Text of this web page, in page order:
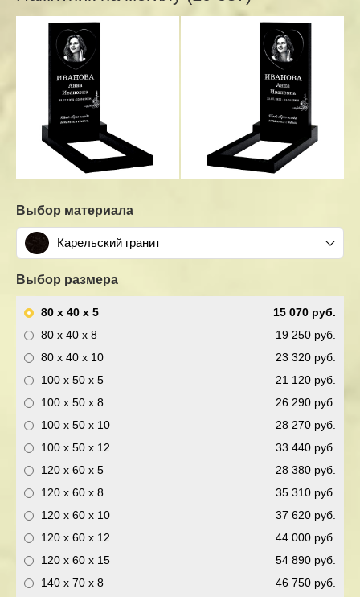
Выбор материала
Карельский гранит
Выбор размера
15 070 руб.
80 x 40 x 5
19 250 руб.
80 x 40 x 8
23 320 руб.
80 x 40 x 10
21 120 руб.
100 x 50 x 5
26 290 руб.
100 x 50 x 8
28 270 руб.
100 x 50 x 10
33 440 руб.
100 x 50 x 12
28 380 руб.
120 x 60 x 5
35 310 руб.
120 x 60 x 8
37 620 руб.
120 x 60 x 10
44 000 руб.
120 x 60 x 12
54 890 руб.
120 x 60 x 15
46 750 руб.
140 x 70 x 8